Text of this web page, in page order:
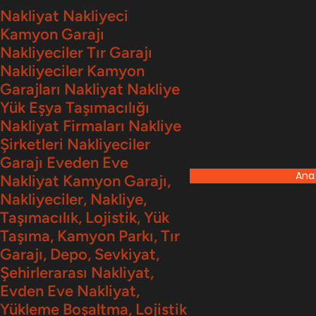
İçeriğe
geç
Nakliyat Nakliyeci
Kamyon Garajı
Nakliyeciler Tır Garajı
Nakliyeciler Kamyon
Garajları Nakliyat Nakliye
Yük Eşya Taşımacılığı
Nakliyat Firmaları Nakliye
Şirketleri Nakliyeciler
Garajı Eveden Eve
Nakliyat Kamyon Garajı,
Nakliyeciler, Nakliye,
Taşımacılık, Lojistik, Yük
Taşıma, Kamyon Parkı, Tır
Garajı, Depo, Sevkiyat,
Şehirlerarası Nakliyat,
Evden Eve Nakliyat,
Yükleme Boşaltma, Lojistik